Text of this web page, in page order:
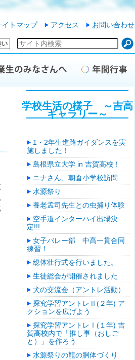
イトマップ アクセス お問い合わせ
学校生活の様子 ～吉高
ギャラリー～
1・2年生進路ガイダンスを実
施しました！
島根県立大学 in 吉賀高校！
ニナさん、朝倉小学校訪問
水源祭り
養老孟司先生との虫捕り体験
空手道インターハイ出場決
定!!!
女子バレー部 中高一貫合同
練習！
総体壮行式を行いました。
生徒総会が開催されました
犬の交流会（アントレ活動）
探究学習アントレⅡ(２年) ア
クションを広げよう
探究学習アントレⅠ(１年) 吉
賀高校内で「推し事（おしご
と）」を作ろう
水源祭りの龍の胴体づくり